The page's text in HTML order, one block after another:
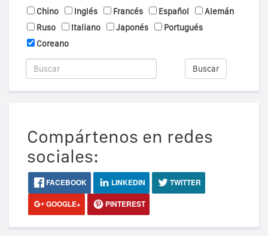
Chino
Inglés Francés Español
Alemán
Ruso
Italiano Japonés
Portugués
Coreano
Buscar
Compártenos en redes
sociales:
FACEBOOK LINKEDIN
TWITTER
GOOGLE+
PINTEREST